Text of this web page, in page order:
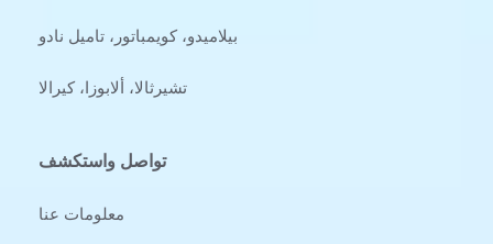
بيلاميدو، كويمباتور، تاميل نادو
تشيرثالا، ألابوزا، كيرالا
تواصل واستكشف
معلومات عنا